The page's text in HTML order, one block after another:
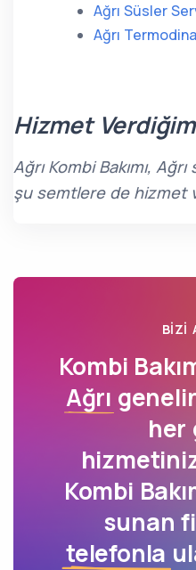
Ağrı Süsler
Ağrı
Hizmet
Ağrı Kombi Bakımı,
şu semtlere de hizmet
BIZI
Kombi
Ağrı
her
Kombi
sunan
telefonla